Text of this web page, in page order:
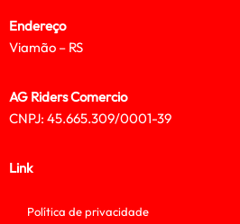
Endereço
Viamão – RS
AG Riders Comercio
CNPJ: 45.665.309/0001-39
Link
Política de privacidade